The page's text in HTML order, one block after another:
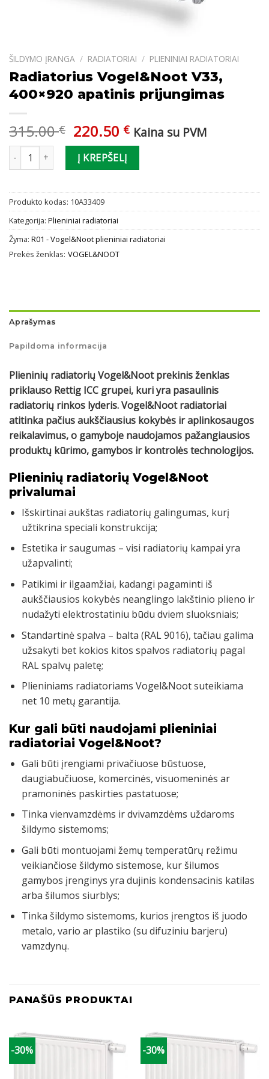
ŠILDYMO ĮRANGA / RADIATORIAI / PLIENINIAI RADIATORIAI
Radiatorius Vogel&Noot V33,
400×920 apatinis prijungimas
315.00€ Original
price
was:
315.00 €.
220.50 €Current
price
220.50 €.
Kaina su PVM
produkto kiekis: Radiatorius Vogel&Noot V33, 400x920 apatinis
Į KREPŠELĮ
Produkto kodas: 10A33409
Kategorija: Plieniniai radiatoriai
Žyma: R01 - Vogel&Noot plieniniai radiatoriai
Prekės ženklas: VOGEL&NOOT
Aprašymas
Papildoma informacija
Plieninių radiatorių Vogel&Noot prekinis ženklas
priklauso Rettig ICC grupei, kuri yra pasaulinis
radiatorių rinkos lyderis. Vogel&Noot radiatoriai
atitinka pačius aukščiausius kokybės ir aplinkosaugos
reikalavimus, o gamyboje naudojamos pažangiausios
produktų kūrimo, gamybos ir kontrolės technologijos.
Plieninių radiatorių Vogel&Noot
privalumai
Išskirtinai aukštas radiatorių galingumas, kurį
užtikrina speciali konstrukcija;
Estetika ir saugumas – visi radiatorių kampai yra
užapvalinti;
Patikimi ir ilgaamžiai, kadangi pagaminti iš
aukščiausios kokybės neanglingo lakštinio plieno ir
nudažyti elektrostatiniu būdu dviem sluoksniais;
Standartinė spalva – balta (RAL 9016), tačiau galima
užsakyti bet kokios kitos spalvos radiatorių pagal
RAL spalvų paletę;
Plieniniams radiatoriams Vogel&Noot suteikiama
net 10 metų garantija.
Kur gali būti naudojami plieniniai
radiatoriai Vogel&Noot?
Gali būti įrengiami privačiuose būstuose,
daugiabučiuose, komercinės, visuomeninės ar
pramoninės paskirties pastatuose;
Tinka vienvamzdėms ir dvivamzdėms uždaroms
šildymo sistemoms;
Gali būti montuojami žemų temperatūrų režimu
veikiančiose šildymo sistemose, kur šilumos
gamybos įrenginys yra dujinis kondensacinis katilas
arba šilumos siurblys;
Tinka šildymo sistemoms, kurios įrengtos iš juodo
metalo, vario ar plastiko (su difuziniu barjeru)
vamzdynų.
PANAŠŪS PRODUKTAI
-30% -30%